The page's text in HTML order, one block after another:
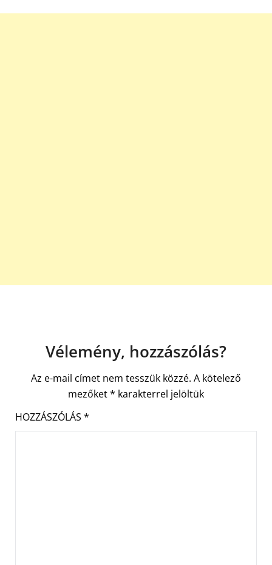
Vélemény, hozzászólás?
Az e-mail címet nem tesszük közzé. A kötelező
mezőket* karakterrel jelöltük
HOZZÁSZÓLÁS *